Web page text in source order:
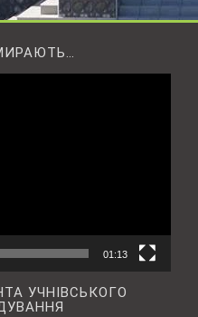
01:13
УЧНІВСЬКОГО